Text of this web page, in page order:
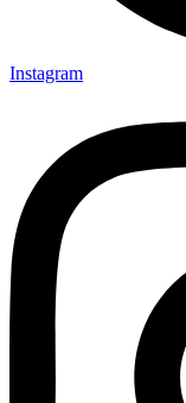
Instagram